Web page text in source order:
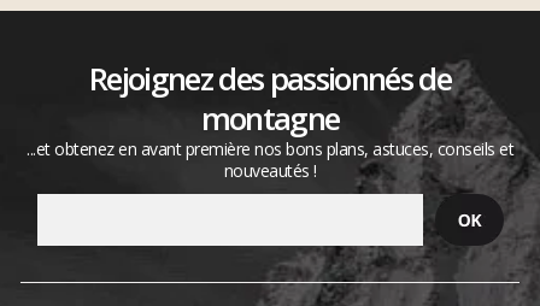
Rejoignez des passionnés de
montagne
...et obtenez en avant première nos bons plans, astuces, conseils et
nouveautés !